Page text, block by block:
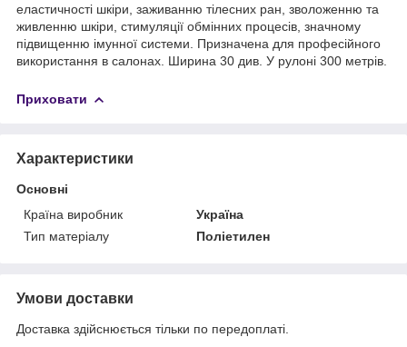
еластичності шкіри, заживанню тілесних ран, зволоженню та
живленню шкіри, стимуляції обмінних процесів, значному
підвищенню імунної системи. Призначена для професійного
використання в салонах. Ширина 30 див. У рулоні 300 метрів.
Приховати
Характеристики
Основні
Країна виробник
Україна
Тип матеріалу
Поліетилен
Умови доставки
Доставка здійснюється тільки по передоплаті.